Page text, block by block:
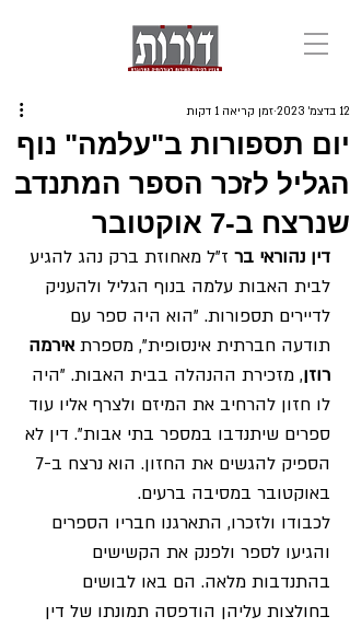
יום תספורות ב"עלמה" נוף
הגליל לזכר הספר המתנדב
שנרצח ב-7 אוקטובר
12 בדצמ׳ 2023 זמן קריאה 1 דקות
דין נהוראי בר ז"ל מאחוזת ברק נהג להגיע
לבית האבות עלמה בנוף הגליל ולהעניק
לדיירים תספורות. "הוא היה ספר עם
תודעה חברתית אינסופית", מספרת אירמה
רוזן, מזכירת ההנהלה בבית האבות. "היה
לו חזון להרחיב את המיזם ולצרף אליו עוד
ספרים שיתנדבו במספר בתי אבות". דין לא
באוקטובר במסיבה ברעים.
לכבודו ולזכרו, התארגנו חבריו הספרים
והגיעו לספר ולפנק את הקשישים
בהתנדבות מלאה. הם באו לבושים
בחולצות עליהן הודפסה תמונתו של דין